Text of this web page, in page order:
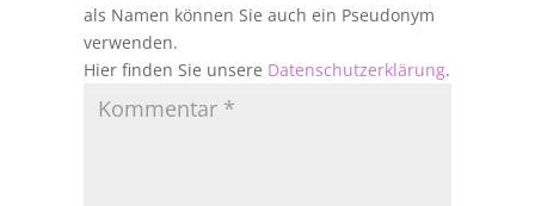
als Namen können Sie auch ein Pseudonym
verwenden.
Hier finden Sie unsere Datenschutzerklärung.